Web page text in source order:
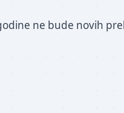
ne bude novih